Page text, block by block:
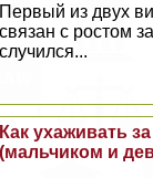
Первый из двух
связан с ростом
случился...
Как ухаживать
(мальчиком и